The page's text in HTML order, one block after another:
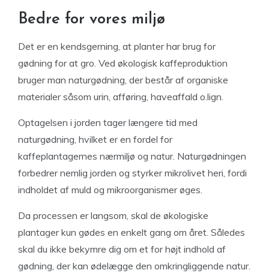
Bedre for vores miljø
Det er en kendsgerning, at planter har brug for
gødning for at gro. Ved økologisk kaffeproduktion
bruger man naturgødning, der består af organiske
materialer såsom urin, afføring, haveaffald o.lign.
Optagelsen i jorden tager længere tid med
naturgødning, hvilket er en fordel for
kaffeplantagernes nærmiljø og natur. Naturgødningen
forbedrer nemlig jorden og styrker mikrolivet heri, fordi
indholdet af muld og mikroorganismer øges.
Da processen er langsom, skal de økologiske
plantager kun gødes en enkelt gang om året. Således
skal du ikke bekymre dig om et for højt indhold af
gødning, der kan ødelægge den omkringliggende natur.